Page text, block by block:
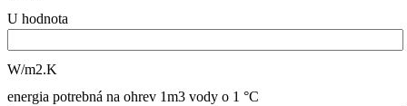
U hodnota
W/m2.K
energia potrebná na ohrev 1m3 vody o 1 °C